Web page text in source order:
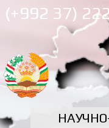
(+992 37)